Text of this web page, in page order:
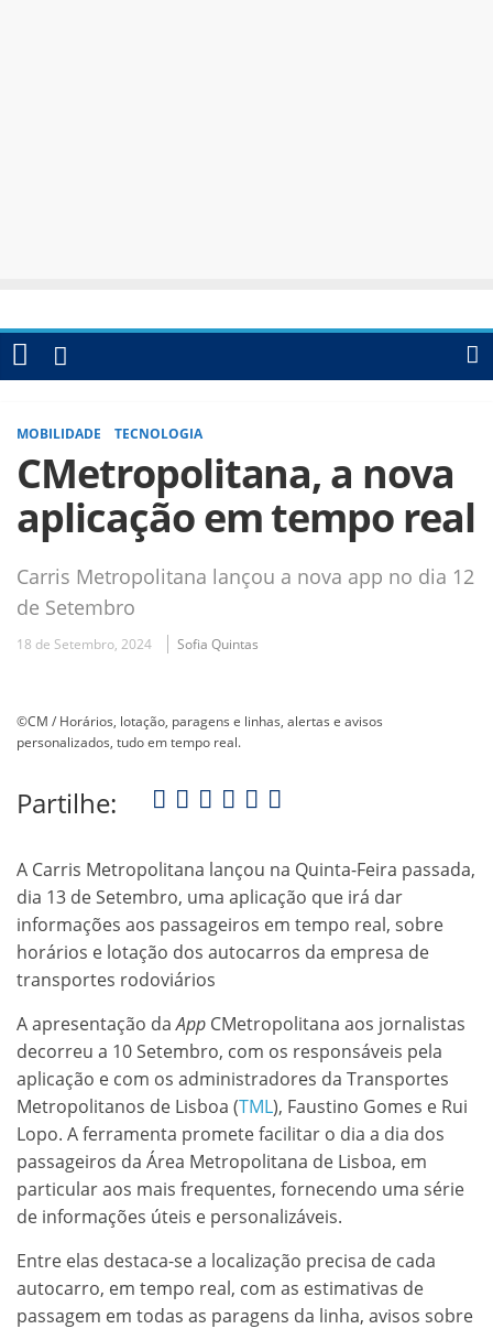
MOBILIDADE TECNOLOGIA
CMetropolitana, a nova
aplicação em tempo real
Carris Metropolitana lançou a nova app no dia 12
de Setembro
18 de Setembro, 2024 Sofia Quintas
©CM / Horários, lotação, paragens e linhas, alertas e avisos
personalizados, tudo em tempo real.
Partilhe:
A Carris Metropolitana lançou na Quinta-Feira passada,
dia 13 de Setembro, uma aplicação que irá dar
informações aos passageiros em tempo real, sobre
horários e lotação dos autocarros da empresa de
transportes rodoviários
A apresentação daApp CMetropolitana aos jornalistas
decorreu a 10 Setembro, com os responsáveis pela
aplicação e com os administradores da Transportes
Metropolitanos de Lisboa (TML), Faustino Gomes e Rui
Lopo. A ferramenta promete facilitar o dia a dia dos
passageiros da Área Metropolitana de Lisboa, em
particular aos mais frequentes, fornecendo uma série
de informações úteis e personalizáveis.
Entre elas destaca-se a localização precisa de cada
autocarro, em tempo real, com as estimativas de
passagem em todas as paragens da linha, avisos sobre